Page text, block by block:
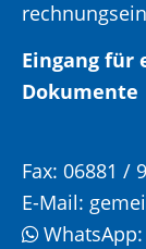
Eingang für
Dokumente
Fax: 06881 /
E-Mail:
WhatsApp: